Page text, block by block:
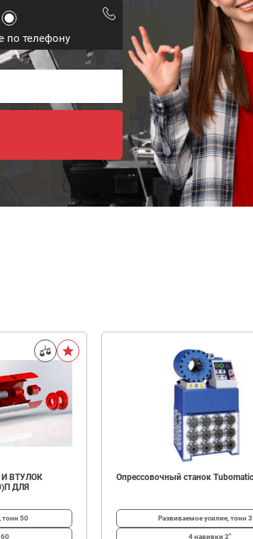
по телефону
ВТУЛОК
ДЛЯ
тонн 50
60
Опрессовочный станок
Развиваемое усилие, тонн
4 навивки 2"